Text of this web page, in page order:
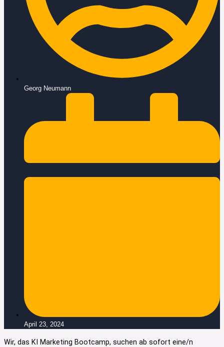
Georg Neumann
April 23, 2024
Wir, das KI Marketing Bootcamp, suchen ab sofort eine/n